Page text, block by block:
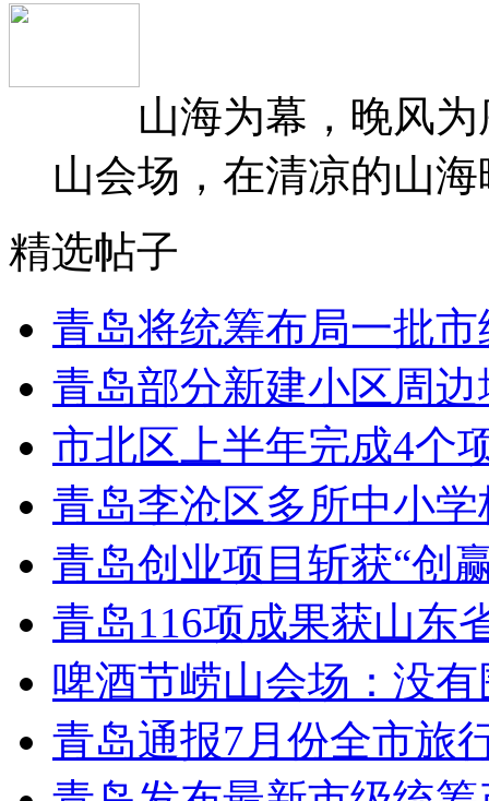
山海为幕，晚风为
山会场，在清凉的山
精选帖子
青岛将统筹布局一批市
青岛部分新建小区周
市北区上半年完成4个
青岛李沧区多所中小
青岛创业项目斩获“创
青岛116项成果获山东
啤酒节崂山会场：没有
青岛通报7月份全市旅